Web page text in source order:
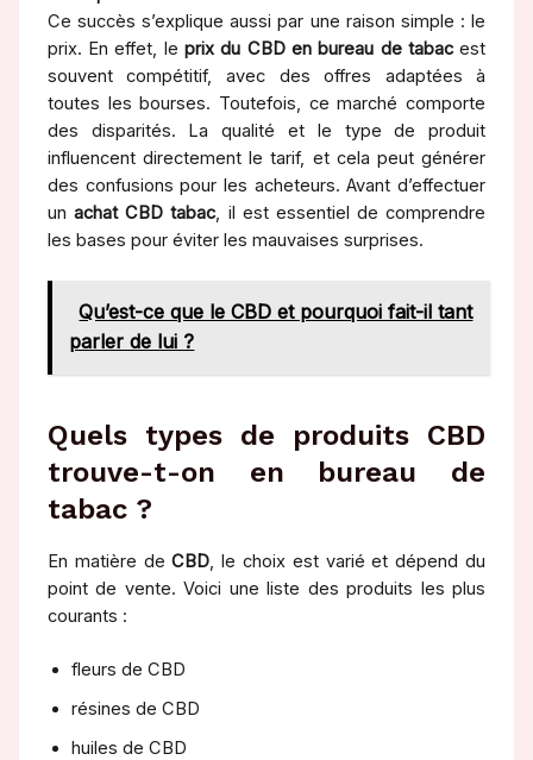
Ce succès s’explique aussi par une raison simple : le
prix. En effet, leprix du CBD en bureau de tabacest
souvent compétitif, avec des offres adaptées à
toutes les bourses. Toutefois, ce marché comporte
des disparités. La qualité et le type de produit
influencent directement le tarif, et cela peut générer
des confusions pour les acheteurs. Avant d’effectuer
unachat CBD tabac, il est essentiel de comprendre
les bases pour éviter les mauvaises surprises.
Qu’est-ce que le CBD et pourquoi fait-il tant
parler de lui ?
Quels types de produits CBD
trouve-t-on en bureau de
tabac ?
En matière deCBD, le choix est varié et dépend du
point de vente. Voici une liste des produits les plus
courants :
fleurs de CBD
résines de CBD
huiles de CBD